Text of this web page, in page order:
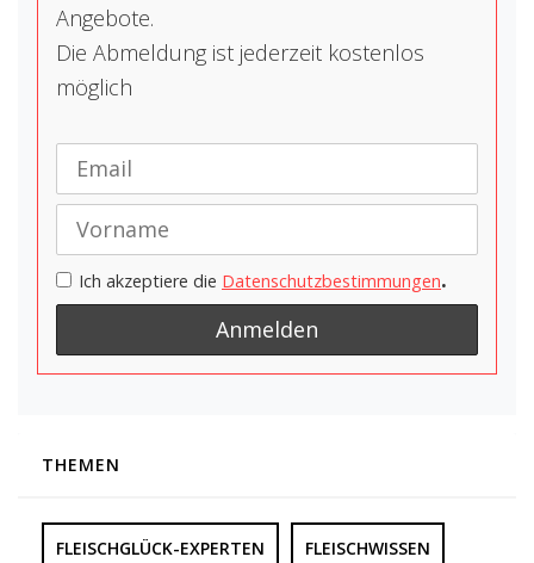
Angebote.
Die Abmeldung ist jederzeit kostenlos
möglich
Ich akzeptiere die Datenschutzbestimmungen.
THEMEN
FLEISCHGLÜCK-EXPERTEN FLEISCHWISSEN